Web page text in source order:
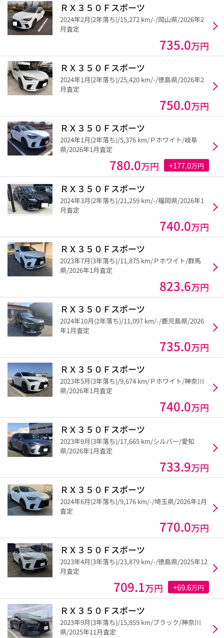
ＲＸ３５０Ｆスポーツ
2024年2月(2年落ち)/15,272 km/-/岡山県/2026年2
月査定
735.0万円
ＲＸ３５０Ｆスポーツ
2024年1月(2年落ち)/25,420 km/-/徳島県/2026年2
月査定
750.0万円
ＲＸ３５０Ｆスポーツ
2024年1月(2年落ち)/5,376 km/Ｐホワイト/岐阜
県/2026年1月査定
780.0万円 +177.0万円
ＲＸ３５０Ｆスポーツ
2024年3月(2年落ち)/21,259 km/-/福岡県/2026年1
月査定
740.0万円
ＲＸ３５０Ｆスポーツ
2023年7月(3年落ち)/11,875 km/Ｐホワイト/群馬
県/2026年1月査定
823.6万円
ＲＸ３５０Ｆスポーツ
2024年10月(2年落ち)/11,097 km/-/鹿児島県/2026
年1月査定
735.0万円
ＲＸ３５０Ｆスポーツ
2023年5月(3年落ち)/9,674 km/Ｐホワイト/神奈川
県/2026年1月査定
740.0万円
ＲＸ３５０Ｆスポーツ
2023年9月(3年落ち)/17,665 km/シルバー/愛知
県/2026年1月査定
733.9万円
ＲＸ３５０Ｆスポーツ
2024年6月(2年落ち)/9,176 km/-/埼玉県/2026年1月
査定
770.0万円
ＲＸ３５０Ｆスポーツ
2023年4月(3年落ち)/23,879 km/-/徳島県/2025年12
月査定
709.1万円 +69.6万円
ＲＸ３５０Ｆスポーツ
2023年9月(3年落ち)/15,859 km/ブラック/神奈川
県/2025年11月査定